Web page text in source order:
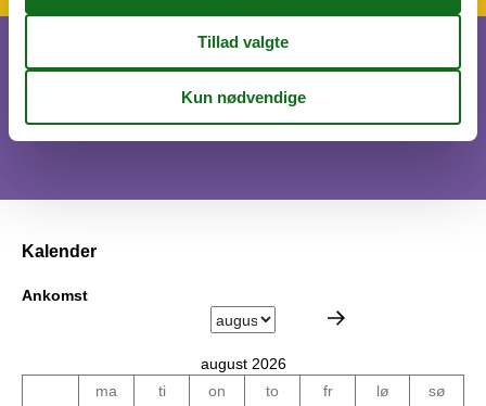
Der er begrænset mulighed for miniferie hele året, typisk uden
for højsæsonen.
Kalender
Ankomst
august 2026
ma
ti on to fr lø
sø